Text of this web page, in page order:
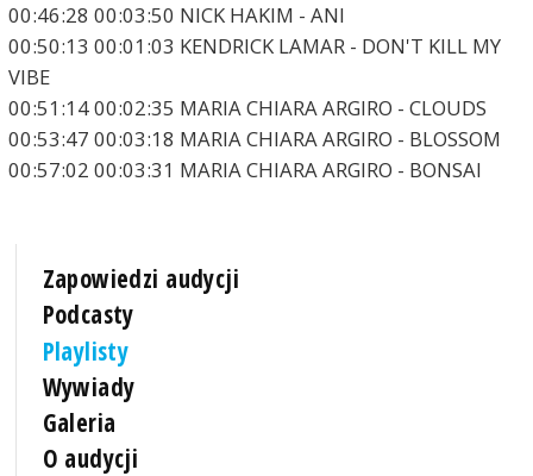
00:46:28 00:03:50 NICK HAKIM - ANI
00:50:13 00:01:03 KENDRICK LAMAR - DON'T KILL MY
VIBE
00:51:14 00:02:35 MARIA CHIARA ARGIRO - CLOUDS
00:53:47 00:03:18 MARIA CHIARA ARGIRO - BLOSSOM
00:57:02 00:03:31 MARIA CHIARA ARGIRO - BONSAI
Zapowiedzi audycji
Podcasty
Playlisty
Wywiady
Galeria
O audycji